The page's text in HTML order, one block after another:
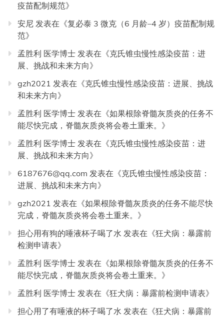
疫苗配制规范》
安尼 发表在《复必泰 3 微克（6 月龄–4 岁）疫苗配制规
范》
孟胜利 医学博士 发表在《克氏锥虫慢性感染疫苗：进
展、挑战和未来方向》
gzh2021 发表在《克氏锥虫慢性感染疫苗：进展、挑战
和未来方向》
孟胜利 医学博士 发表在《如果根除脊髓灰质炎的任务不
能尽快完成，脊髓灰质炎将会卷土重来。 》
孟胜利 医学博士 发表在《克氏锥虫慢性感染疫苗：进
展、挑战和未来方向》
6187676@qq.com 发表在《克氏锥虫慢性感染疫苗：
进展、挑战和未来方向》
gzh2021 发表在《如果根除脊髓灰质炎的任务不能尽快
完成，脊髓灰质炎将会卷土重来。 》
担心用有狗的唾液杯子喝了水 发表在《狂犬病：暴露前
检测申请表》
孟胜利 医学博士 发表在《如果根除脊髓灰质炎的任务不
能尽快完成，脊髓灰质炎将会卷土重来。 》
孟胜利 医学博士 发表在《狂犬病：暴露前检测申请表》
担心用了有唾液的杯子喝了水 发表在《狂犬病：暴露前